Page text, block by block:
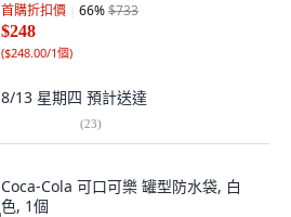
首購折扣價 66%$733
$248
($248.00/1個)
8/13 星期四 預計送達
(23)
Coca-Cola 可口可樂 罐型防水袋, 白
色, 1個